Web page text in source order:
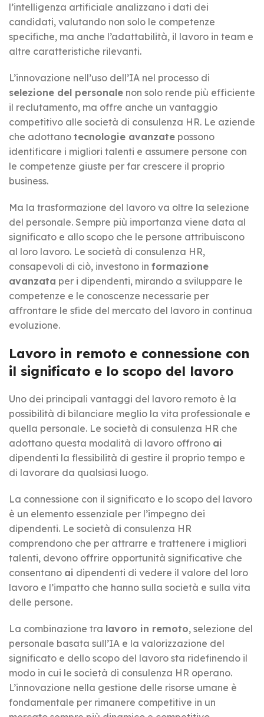
l’intelligenza artificiale analizzano i dati dei
candidati, valutando non solo le competenze
specifiche, ma anche l’adattabilità, il lavoro in team e
altre caratteristiche rilevanti.
L’innovazione nell’uso dell’IA nel processo di
selezione del personale non solo rende più efficiente
il reclutamento, ma offre anche un vantaggio
competitivo alle società di consulenza HR. Le aziende
che adottano tecnologie avanzate possono
identificare i migliori talenti e assumere persone con
le competenze giuste per far crescere il proprio
business.
Ma la trasformazione del lavoro va oltre la selezione
del personale. Sempre più importanza viene data al
significato e allo scopo che le persone attribuiscono
al loro lavoro. Le società di consulenza HR,
consapevoli di ciò, investono in formazione
avanzata per i dipendenti, mirando a sviluppare le
competenze e le conoscenze necessarie per
affrontare le sfide del mercato del lavoro in continua
evoluzione.
Lavoro in remoto e connessione con
il significato e lo scopo del lavoro
Uno dei principali vantaggi del lavoro remoto è la
possibilità di bilanciare meglio la vita professionale e
quella personale. Le società di consulenza HR che
adottano questa modalità di lavoro offrono ai
dipendenti la flessibilità di gestire il proprio tempo e
di lavorare da qualsiasi luogo.
La connessione con il significato e lo scopo del lavoro
è un elemento essenziale per l’impegno dei
dipendenti. Le società di consulenza HR
comprendono che per attrarre e trattenere i migliori
talenti, devono offrire opportunità significative che
consentano ai dipendenti di vedere il valore del loro
lavoro e l’impatto che hanno sulla società e sulla vita
delle persone.
La combinazione tra lavoro in remoto, selezione del
personale basata sull’IA e la valorizzazione del
significato e dello scopo del lavoro sta ridefinendo il
modo in cui le società di consulenza HR operano.
L’innovazione nella gestione delle risorse umane è
fondamentale per rimanere competitive in un